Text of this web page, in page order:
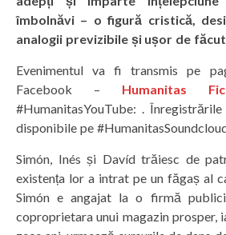
îmbolnăvi – o figură cristică,
analogii previzibile și ușor de
Evenimentul va fi transmis pe
Facebook – Humanitas
#HumanitasYouTube: .
disponibile pe
Simón, Inés și Davíd trăiesc de
existența lor a intrat pe un făgaș al
Simón e angajat la o firmă
coproprietara unui magazin prosper,